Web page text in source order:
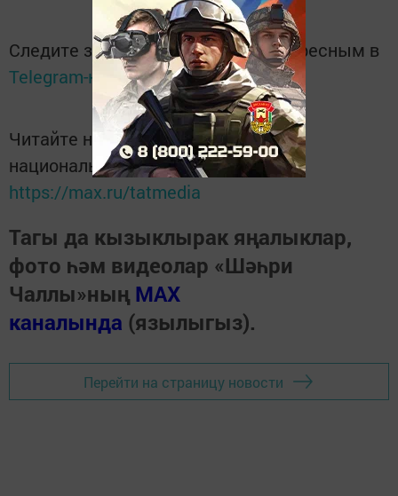
Следите за самым важным и интересным в
Telegram-каналеТатмедиа
Читайте новости Татарстана в
национальном мессенджере MАХ:
https://max.ru/tatmedia
Тагы да кызыклырак яңалыклар,
фото һәм видеолар «Шәһри
Чаллы»ның MAX
каналында (язылыгыз).
Перейти на страницу новости